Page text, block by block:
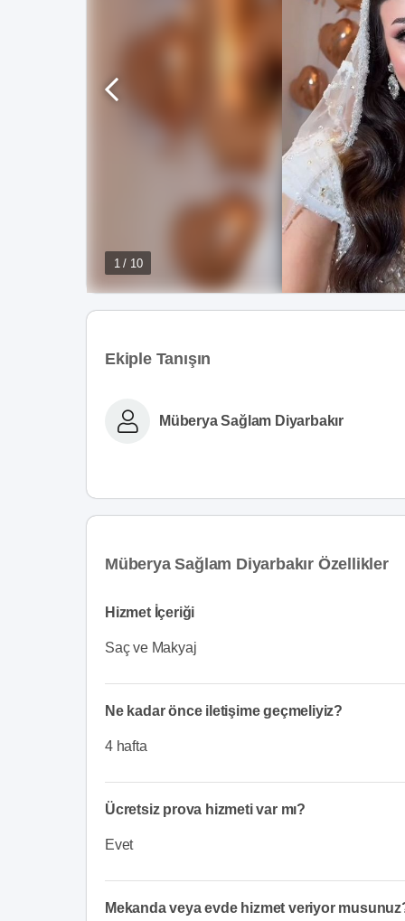
1 / 10
Ekiple Tanışın
Müberya Sağlam Diyarbakır
Müberya Sağlam Diyarbakır Özellikler
Hizmet İçeriği
Saç ve Makyaj
Ne kadar önce iletişime geçmeliyiz?
4 hafta
Ücretsiz prova hizmeti var mı?
Evet
Mekanda veya evde hizmet veriyor